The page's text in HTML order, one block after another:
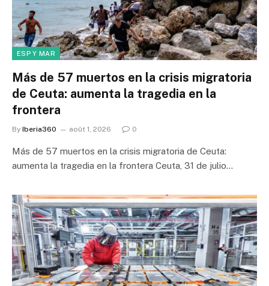
ESP Y MAR
Más de 57 muertos en la crisis migratoria
de Ceuta: aumenta la tragedia en la
frontera
By Iberia360 août 1, 2026 0
Más de 57 muertos en la crisis migratoria de Ceuta:
aumenta la tragedia en la frontera Ceuta, 31 de julio…